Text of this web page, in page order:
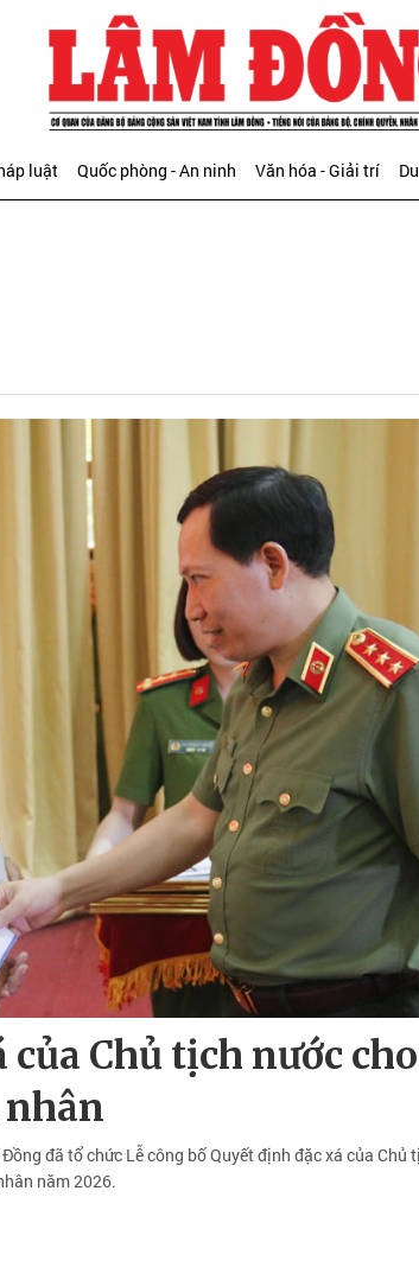
luật Quốc phòng - An ninh Văn hóa - Giải trí
Chủ tịch nước cho
đã tổ chức Lễ công bố Quyết định đặc xá của Chủ
năm 2026.